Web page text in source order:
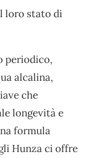
loro stato di
periodico,
alcalina,
che
longevità e
formula
Hunza ci offre